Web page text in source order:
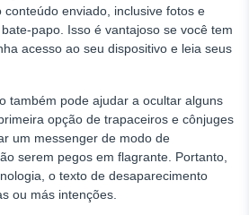
enviado, inclusive fotos e
papo. Isso é vantajoso se você tem
acesso ao seu dispositivo e leia seus
também pode ajudar a ocultar alguns
opção de trapaceiros e cônjuges
um messenger de modo de
serem pegos em flagrante. Portanto,
o texto de desaparecimento
ou más intenções.